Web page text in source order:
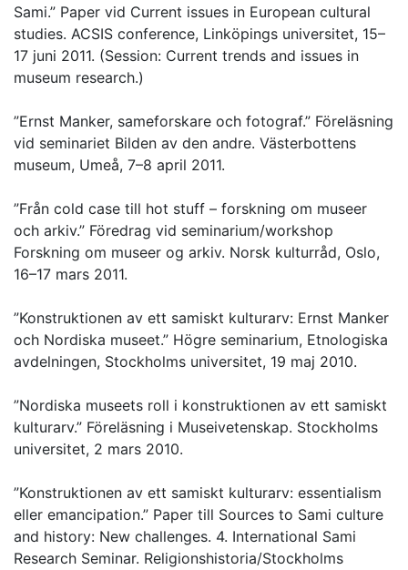
Sami.” Paper vid Current issues in European cultural
studies. ACSIS conference, Linköpings universitet, 15–
17 juni 2011. (Session: Current trends and issues in
museum research.)
”Ernst Manker, sameforskare och fotograf.” Föreläsning
vid seminariet Bilden av den andre. Västerbottens
museum, Umeå, 7–8 april 2011.
”Från cold case till hot stuff – forskning om museer
och arkiv.” Föredrag vid seminarium/workshop
Forskning om museer og arkiv. Norsk kulturråd, Oslo,
16–17 mars 2011.
”Konstruktionen av ett samiskt kulturarv: Ernst Manker
och Nordiska museet.” Högre seminarium, Etnologiska
avdelningen, Stockholms universitet, 19 maj 2010.
”Nordiska museets roll i konstruktionen av ett samiskt
kulturarv.” Föreläsning i Museivetenskap. Stockholms
universitet, 2 mars 2010.
”Konstruktionen av ett samiskt kulturarv: essentialism
eller emancipation.” Paper till Sources to Sami culture
and history: New challenges. 4. International Sami
Research Seminar. Religionshistoria/Stockholms